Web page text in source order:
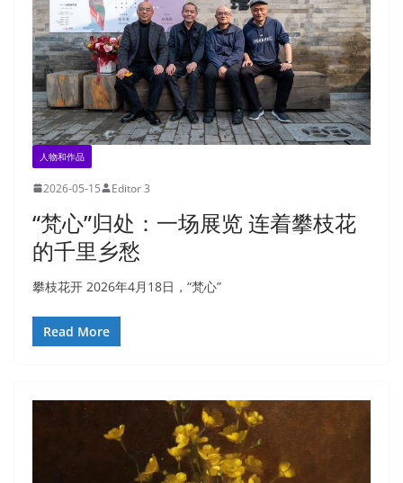
人物和作品
2026-05-15 Editor 3
“梵心”归处：一场展览 连着攀枝花
的千里乡愁
攀枝花开 2026年4月18日，“梵心”
Read More